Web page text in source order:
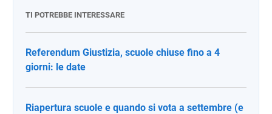
TI POTREBBE INTERESSARE
Referendum Giustizia, scuole chiuse fino a 4
giorni: le date
Riapertura scuole e quando si vota a settembre (e